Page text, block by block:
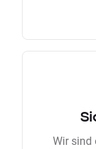
Wir sind